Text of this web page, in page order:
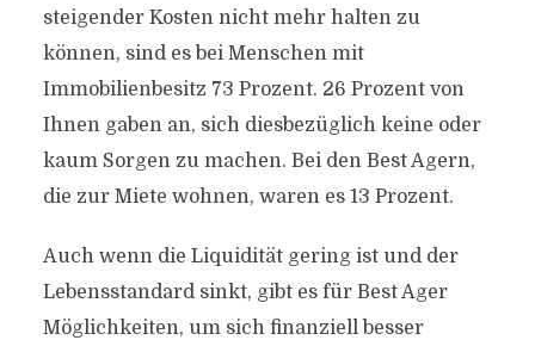
steigender Kosten nicht mehr halten zu
können, sind es bei Menschen mit
Immobilienbesitz 73 Prozent. 26 Prozent von
Ihnen gaben an, sich diesbezüglich keine oder
kaum Sorgen zu machen. Bei den Best Agern,
die zur Miete wohnen, waren es 13 Prozent.
Auch wenn die Liquidität gering ist und der
Lebensstandard sinkt, gibt es für Best Ager
Möglichkeiten, um sich finanziell besser